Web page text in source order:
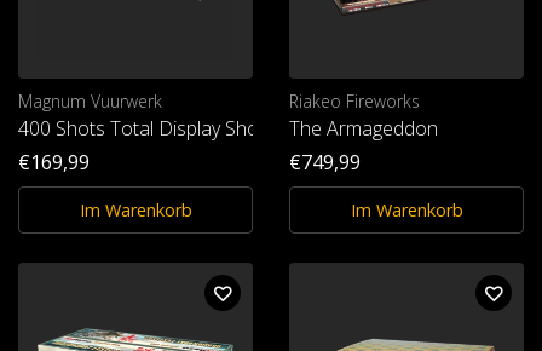
Magnum Vuurwerk
400 Shots Total Display Show
€169,99
Im Warenkorb
Riakeo Fireworks
The Armageddon
€749,99
Im Warenkorb